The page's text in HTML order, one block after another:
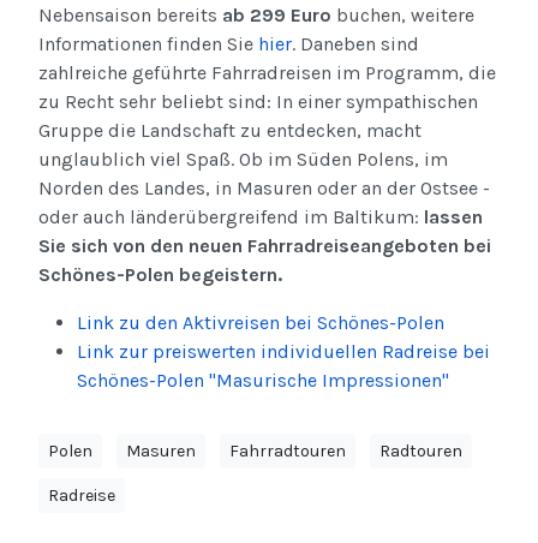
Nebensaison bereits ab 299 Euro buchen, weitere
Informationen finden Sie hier. Daneben sind
zahlreiche geführte Fahrradreisen im Programm, die
zu Recht sehr beliebt sind: In einer sympathischen
Gruppe die Landschaft zu entdecken, macht
unglaublich viel Spaß. Ob im Süden Polens, im
Norden des Landes, in Masuren oder an der Ostsee -
oder auch länderübergreifend im Baltikum: lassen
Sie sich von den neuen Fahrradreiseangeboten bei
Schönes-Polen begeistern.
Link zu den Aktivreisen bei Schönes-Polen
Link zur preiswerten individuellen Radreise bei
Schönes-Polen "Masurische Impressionen"
Polen Masuren Fahrradtouren Radtouren
Radreise